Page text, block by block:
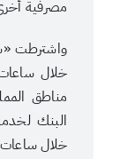
مصرفية
واشترطت
خلال
مناطق
البنك
خلال ساعات